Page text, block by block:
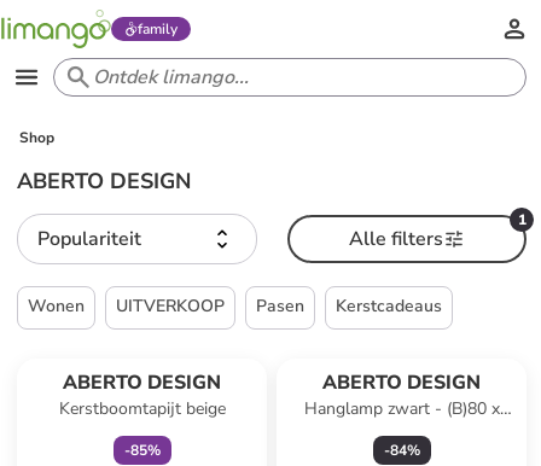
family
Shop
ABERTO DESIGN
Populariteit
1
Alle filters
Wonen UITVERKOOP Pasen Kerstcadeaus
ABERTO DESIGN
Kerstboomtapijt beige
-85%
ABERTO DESIGN
Hanglamp zwart - (B)80 x
(H)120 cm
-84%